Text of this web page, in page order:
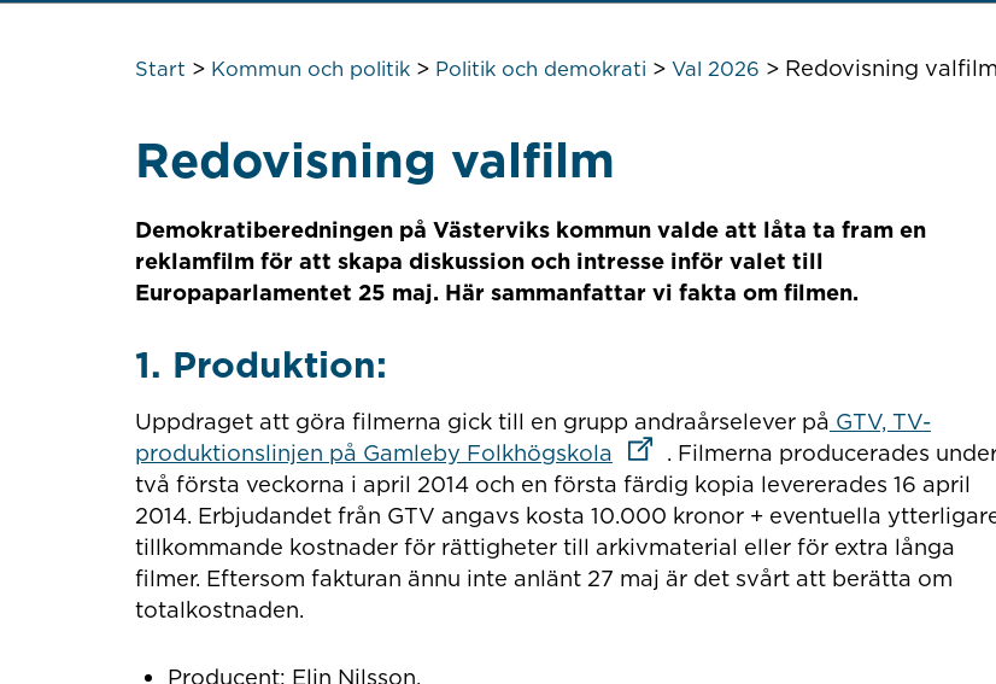
Start > Kommun och politik> Politik och demokrati > Val 2026 > Redovisning valfilm
Redovisning valfilm
Demokratiberedningen på Västerviks kommun valde att låta ta fram en
reklamfilm för att skapa diskussion och intresse inför valet till
Europaparlamentet 25 maj. Här sammanfattar vi fakta om filmen.
1. Produktion:
Uppdraget att göra filmerna gick till en grupp andraårselever på GTV, TV-
produktionslinjen på Gamleby FolkhögskolaLänk till annan webbplats
. Filmerna producerades
två första veckorna i april 2014 och en första färdig kopia levererades 16 april
2014. Erbjudandet från GTV angavs kosta 10.000 kronor + eventuella
tillkommande kostnader för rättigheter till arkivmaterial eller för extra långa
filmer. Eftersom fakturan ännu inte anlänt 27 maj är det svårt att berätta om
totalkostnaden.
Producent: Elin Nilsson.